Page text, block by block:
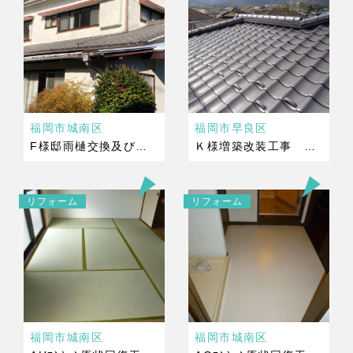
福岡市城南区
F様邸雨樋交換及び小屋補修工事 完成
福岡市早良区
Ｋ様増築改装工事 完成
リフォーム
福岡市城南区
リフォーム
福岡市城南区